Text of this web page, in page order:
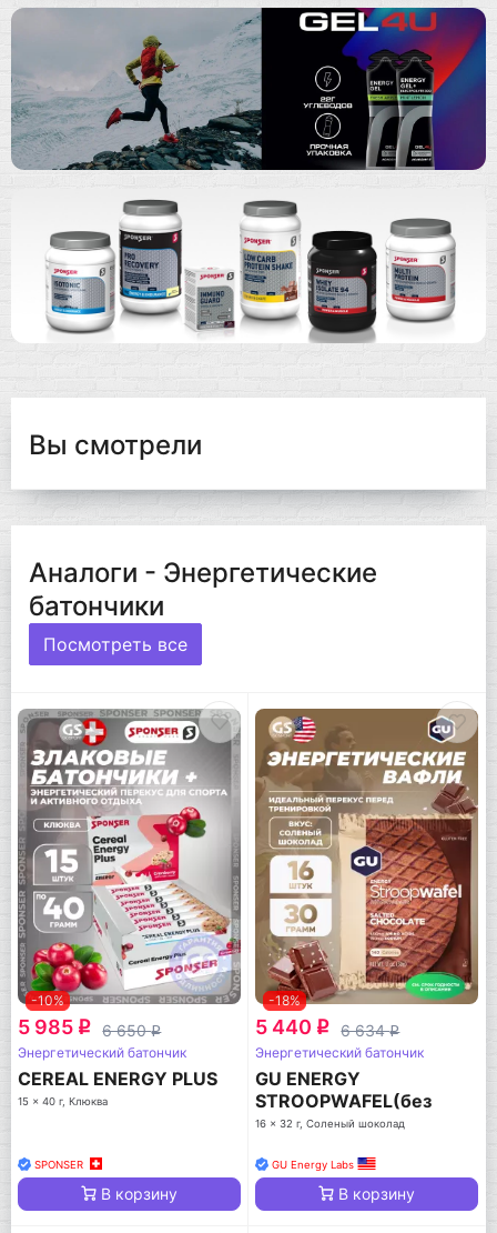
Вы смотрели
Аналоги - Энергетические
батончики
Посмотреть все
-10%
5 985 q 6 650q
Энергетический батончик
CEREAL ENERGY PLUS
15 x 40 г, Клюква
SPONSER
В корзину
-18%
5 440 q 6 634q
Энергетический батончик
GU ENERGY
STROOPWAFEL(без
глютен)
16 x 32 г, Соленый шоколад
GU Energy Labs
В корзину